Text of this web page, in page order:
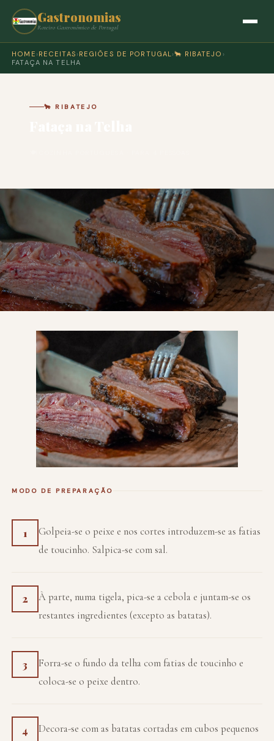
Gastronomias
Roteiro Gastronómico de Portugal
HOME › RECEITAS › REGIÕES DE PORTUGAL›🐂 RIBATEJO ›
FATAÇA NA TELHA
🐂 RIBATEJO
MODO DE PREPARAÇÃO
1
Golpeia-se o peixe e nos cortes introduzem-se as fatias
de toucinho. Salpica-se com sal.
2
À parte, numa tigela, pica-se a cebola e juntam-se os
restantes ingredientes (excepto as batatas).
3
Forra-se o fundo da telha com fatias de toucinho e
coloca-se o peixe dentro.
4
Decora-se com as batatas cortadas em cubos pequenos